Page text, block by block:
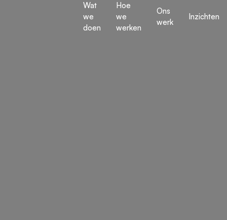
Wat
we
doen
Hoe
we
werken
Ons
werk
Inzichten